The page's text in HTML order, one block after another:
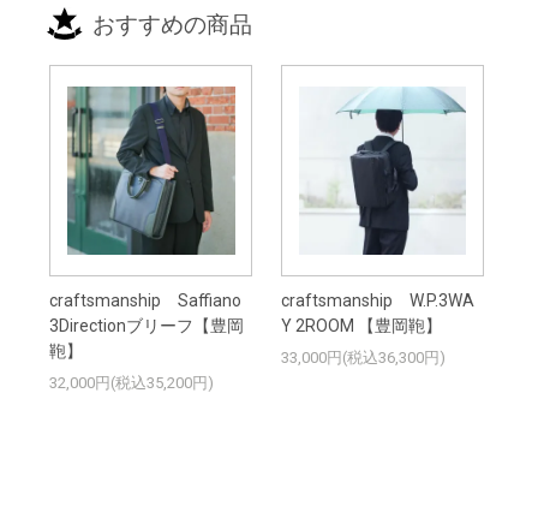
おすすめの商品
craftsmanship Saffiano
3Directionブリーフ【豊岡
鞄】
32,000円(税込35,200円)
craftsmanship W.P.3WA
Y 2ROOM 【豊岡鞄】
33,000円(税込36,300円)